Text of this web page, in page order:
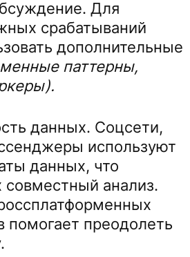
Для
срабатываний
дополнительные
паттерны,
данных. Соцсети,
используют
данных, что
совместный анализ.
помогает преодолеть